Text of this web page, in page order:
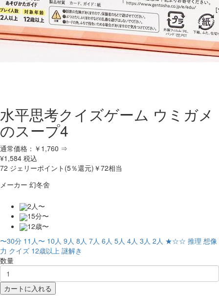
水平思考クイズゲーム ウミガメ
のスープ4
通常価格： ￥1,760 ⇒
¥1,584 税込
72 ジェリーポイント(5％還元) ￥72相当
メーカー 幻冬舍
2人〜
15分〜
12歳〜
〜30分 11人〜 10人 9人 8人 7人 6人 5人 4人 3人 2人 ★☆☆ 推理 想像
力 クイズ 12歳以上 謎解き
数量
カートに入れる